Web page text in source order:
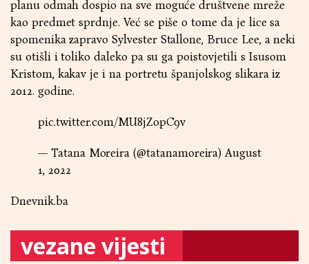
planu odmah dospio na sve moguće društvene mreže
kao predmet sprdnje. Već se piše o tome da je lice sa
spomenika zapravo Sylvester Stallone, Bruce Lee, a neki
su otišli i toliko daleko pa su ga poistovjetili s Isusom
Kristom, kakav je i na portretu španjolskog slikara iz
2012. godine.
pic.twitter.com/MU8jZopC9v
— Tatana Moreira (@tatanamoreira)August
1, 2022
Dnevnik.ba
vezane vijesti